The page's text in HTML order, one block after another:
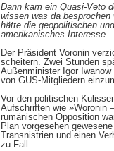
Dann kam ein Quasi-Veto
wissen was da
hätte die geopolitischen
amerikanisches Interesse.
Der Präsident Voronin
scheitern. Zwei Stunden
Außenminister Igor
von GUS-Mitgliedern
Vor den politischen
Aufschriften wie »Woronin
rumänischen Opposition
Plan vorgesehen
Transnistrien und einen
zu Fall.